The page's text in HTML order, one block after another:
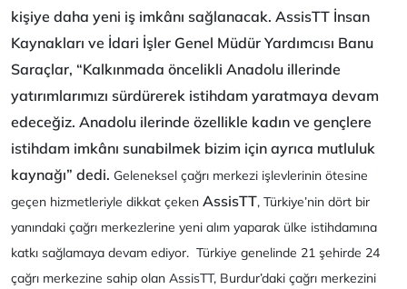
kişiye daha yeni iş imkânı sağlanacak. AssisTT İnsan
Kaynakları ve İdari İşler Genel Müdür Yardımcısı Banu
Saraçlar, “Kalkınmada öncelikli Anadolu illerinde
yatırımlarımızı sürdürerek istihdam yaratmaya devam
edeceğiz. Anadolu ilerinde özellikle kadın ve gençlere
istihdam imkânı sunabilmek bizim için ayrıca mutluluk
kaynağı” dedi. Geleneksel çağrı merkezi işlevlerinin ötesine
geçen hizmetleriyle dikkat çeken AssisTT, Türkiye’nin dört bir
yanındaki çağrı merkezlerine yeni alım yaparak ülke istihdamına
katkı sağlamaya devam ediyor. Türkiye genelinde 21 şehirde 24
çağrı merkezine sahip olan AssisTT, Burdur’daki çağrı merkezini